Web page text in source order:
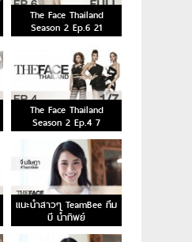
The Face Thailand
Season 2 Ep.6 21
พฤศจิกายน 2558
The Face Thailand
Season 2 Ep.4 7
พฤศจิกายน 2558
แนะนำสาวๆ TeamBee ทีม
บี น้ำทิพย์